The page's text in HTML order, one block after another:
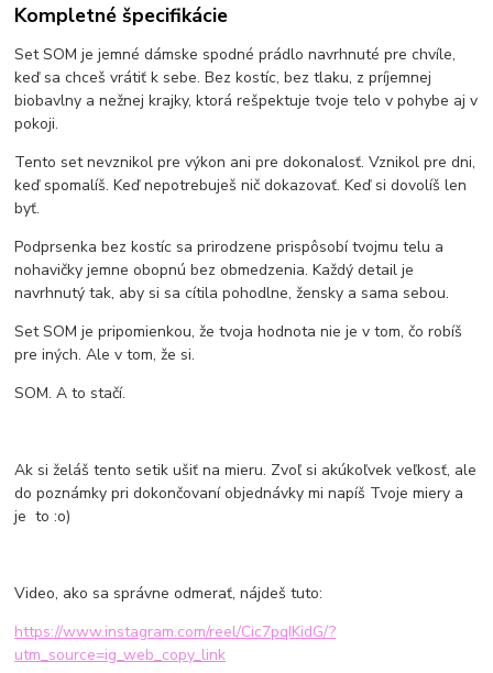
Kompletné špecifikácie
Set SOM je jemné dámske spodné prádlo navrhnuté pre chvíle,
keď sa chceš vrátiť k sebe. Bez kostíc, bez tlaku, z príjemnej
biobavlny a nežnej krajky, ktorá rešpektuje tvoje telo v pohybe aj v
pokoji.
Tento set nevznikol pre výkon ani pre dokonalosť. Vznikol pre dni,
keď spomalíš. Keď nepotrebuješ nič dokazovať. Keď si dovolíš len
byť.
Podprsenka bez kostíc sa prirodzene prispôsobí tvojmu telu a
nohavičky jemne obopnú bez obmedzenia. Každý detail je
navrhnutý tak, aby si sa cítila pohodlne, žensky a sama sebou.
Set SOM je pripomienkou, že tvoja hodnota nie je v tom, čo robíš
pre iných. Ale v tom, že si.
SOM. A to stačí.
Ak si želáš tento setik ušiť na mieru. Zvoľ si akúkoľvek veľkosť, ale
do poznámky pri dokončovaní objednávky mi napíš Tvoje miery a
je to :o)
Video, ako sa správne odmerať, nájdeš tuto:
https://www.instagram.com/reel/Cic7pqIKidG/?
utm_source=ig_web_copy_link